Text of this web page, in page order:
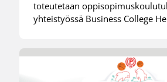
toteutetaan
yhteistyössä Business College